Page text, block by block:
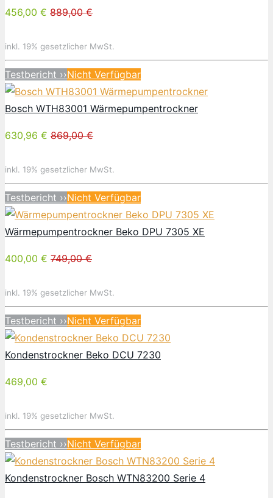
456,00 € 889,00 €
inkl. 19% gesetzlicher MwSt.
Testbericht ››Nicht Verfügbar
Bosch WTH83001 Wärmepumpentrockner
630,96 € 869,00 €
inkl. 19% gesetzlicher MwSt.
Testbericht ››Nicht Verfügbar
Wärmepumpentrockner Beko DPU 7305 XE
400,00 € 749,00 €
inkl. 19% gesetzlicher MwSt.
Testbericht ››Nicht Verfügbar
Kondenstrockner Beko DCU 7230
469,00 €
inkl. 19% gesetzlicher MwSt.
Testbericht ››Nicht Verfügbar
Kondenstrockner Bosch WTN83200 Serie 4